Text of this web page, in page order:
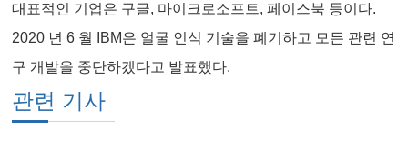
대표적인 기업은 구글, 마이크로소프트, 페이스북 등이다.
2020 년 6 월 IBM은 얼굴 인식 기술을 폐기하고 모든 관련 연
구 개발을 중단하겠다고 발표했다.
관련 기사